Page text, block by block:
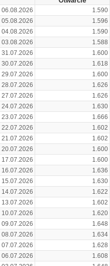
06.08.2026 1.590
05.08.2026
1.596
04.08.2026
1.590
03.08.2026
1.588
31.07.2026
1.600
30.07.2026
1.618
29.07.2026
1.600
28.07.2026
1.626
27.07.2026
1.626
24.07.2026
1.630
23.07.2026
1.666
22.07.2026
1.602
21.07.2026
1.602
20.07.2026
1.600
17.07.2026
1.600
16.07.2026
1.636
15.07.2026
1.630
14.07.2026
1.622
13.07.2026
1.602
10.07.2026
1.620
09.07.2026
1.648
08.07.2026
1.634
07.07.2026
1.628
06.07.2026
1.608